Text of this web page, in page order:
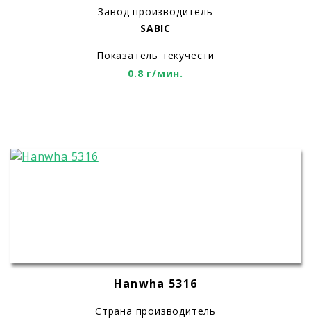
Завод производитель
SABIC
Показатель текучести
0.8 г/мин.
Hanwha 5316
Страна производитель